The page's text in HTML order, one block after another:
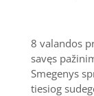
8 valandos
savęs
Smegenys
tiesiog